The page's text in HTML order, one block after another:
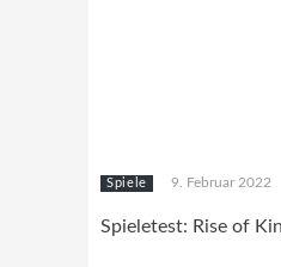
Spiele 9. Februar 2022
Spieletest: Rise of